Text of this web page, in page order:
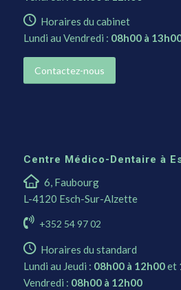
Horaires du cabinet
Lundi au Vendredi : 08h00 à
Contactez-nous
Centre Médico-Dentaire à
6, Faubourg
L-4120 Esch-Sur-Alzette
+352 54 97 02
Horaires du standard
Lundi au Jeudi : 08h00 à 12h00et
Vendredi : 08h00 à 12h00